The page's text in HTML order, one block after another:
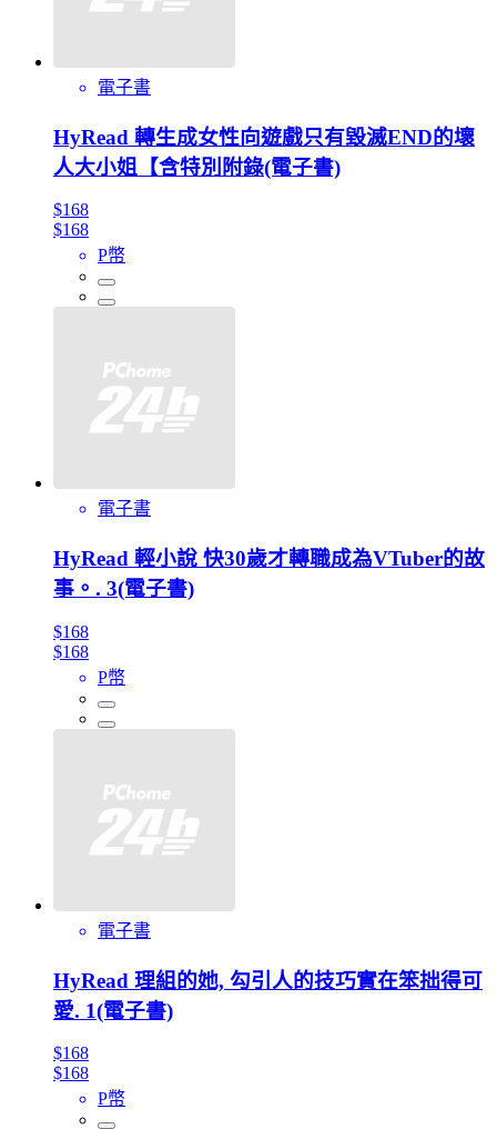
電子書
HyRead 轉生成女性向遊戲只有毀滅END的壞
人大小姐【含特別附錄(電子書)
$168
$168
P幣
電子書
HyRead 輕小說 快30歲才轉職成為VTuber的故
事。. 3(電子書)
$168
$168
P幣
電子書
HyRead 理組的她, 勾引人的技巧實在笨拙得可
愛. 1(電子書)
$168
$168
P幣